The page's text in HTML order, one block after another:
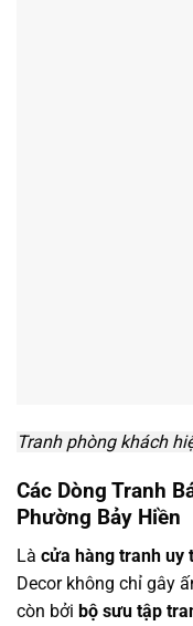
Tranh phòng khách
Các Dòng Tranh
Phường Bảy Hiền
Là cửa hàng tranh uy
Decor không chỉ gây
còn bởi bộ sưu tập